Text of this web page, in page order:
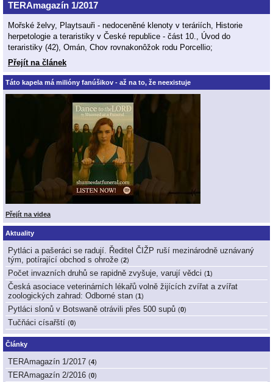
TERAmagazín 1/2017
Mořské želvy, Playtsauři - nedoceněné klenoty v teráriích, Historie
herpetologie a teraristiky v České republice - část 10., Úvod do
teraristiky (42), Omán, Chov rovnakonôžok rodu Porcellio;
Přejít na článek
Táto kapela má milióny fanúšikov - až na to, že neexistuje
Přejít na videa
Aktuality
Pytláci a pašeráci se radují. Ředitel ČIŽP ruší mezinárodně uznávaný
tým, potírající obchod s ohrože (2)
Počet invazních druhů se rapidně zvyšuje, varují vědci (1 )
Česká asociace veterinárních lékařů volně žijících zvířat a zvířat
zoologických zahrad: Odborné stan (1 )
Pytláci slonů v Botswaně otrávili přes 500 supů (0)
Tučňáci císařští (0)
Články
TERAmagazín 1/2017 (4)
TERAmagazín 2/2016 (0)